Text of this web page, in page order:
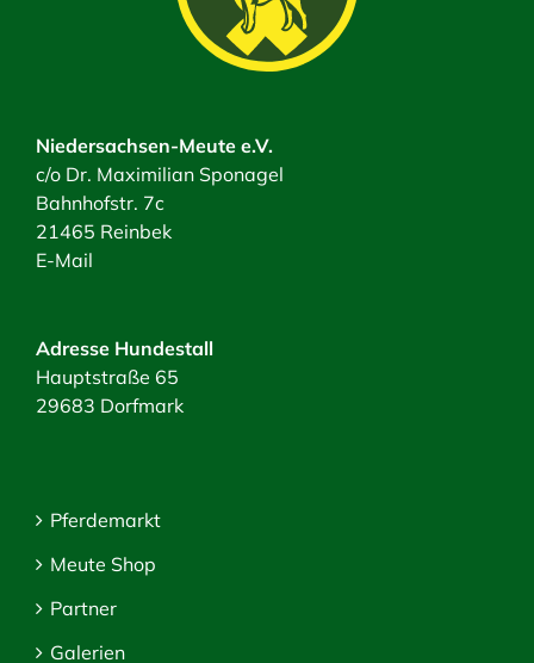
Niedersachsen-Meute e.V.
c/o Dr. Maximilian Sponagel
Bahnhofstr. 7c
21465 Reinbek
E-Mail
Adresse Hundestall
Hauptstraße 65
29683 Dorfmark
Pferdemarkt
Meute Shop
Partner
Galerien